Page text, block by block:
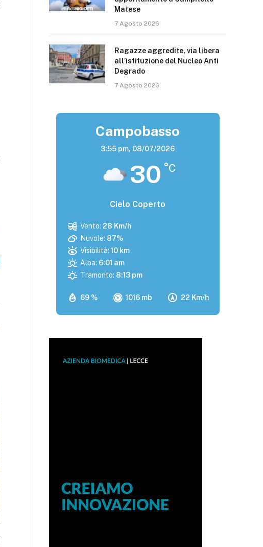
Matese
7 Agosto 2026
Ragazze aggredite, via libera
all’istituzione del Nucleo Anti
Degrado
7 Agosto 2026
Campobasso
3:55 pm, 08/07/2026
30 °C
Cielo Coperto
69 % 1016 mb 22 Km/h
Vento: 28 Km/h
Nuvole: 87%
Visibilità: 10 km
Alba: 6:01 am
Tramonto: 8:13 pm